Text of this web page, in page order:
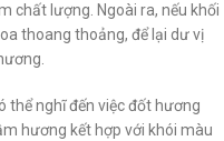
chất lượng. Ngoài ra, nếu khối
thoang thoảng, để lại dư vị
thể nghĩ đến việc đốt hương
hương kết hợp với khói màu